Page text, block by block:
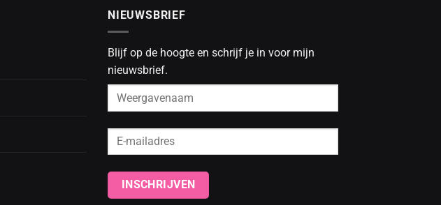
NIEUWSBRIEF
Blijf op de hoogte en schrijf je in voor mijn
nieuwsbrief.